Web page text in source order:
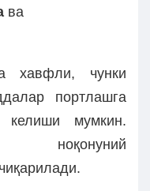
ва
хавфли, чунки
портлашга
келиши мумкин.
ноқонуний